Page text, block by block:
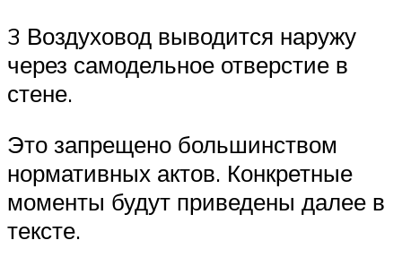
3 Воздуховод выводится наружу
через самодельное отверстие в
стене.
Это запрещено большинством
нормативных актов. Конкретные
моменты будут приведены далее в
тексте.